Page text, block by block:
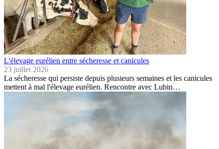
L'élevage eurélien entre sécheresse et canicules
23 juillet 2026
La sécheresse qui persiste depuis plusieurs semaines et les canicules
mettent à mal l'élevage eurélien. Rencontre avec Lubin…